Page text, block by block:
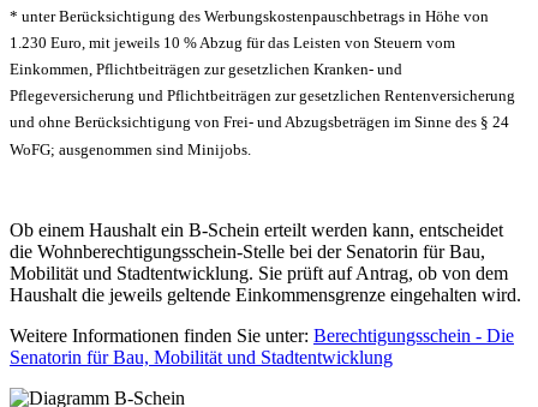
* unter Berücksichtigung des Werbungskostenpauschbetrags in Höhe von
1.230 Euro, mit jeweils 10 % Abzug für das Leisten von Steuern vom
Einkommen, Pflichtbeiträgen zur gesetzlichen Kranken- und
Pflegeversicherung und Pflichtbeiträgen zur gesetzlichen Rentenversicherung
und ohne Berücksichtigung von Frei- und Abzugsbeträgen im Sinne des § 24
WoFG; ausgenommen sind Minijobs.
Ob einem Haushalt ein B-Schein erteilt werden kann, entscheidet
die Wohnberechtigungsschein-Stelle bei der Senatorin für Bau,
Mobilität und Stadtentwicklung. Sie prüft auf Antrag, ob von dem
Haushalt die jeweils geltende Einkommensgrenze eingehalten wird.
Weitere Informationen finden Sie unter: Berechtigungsschein - Die
Senatorin für Bau, Mobilität und Stadtentwicklung